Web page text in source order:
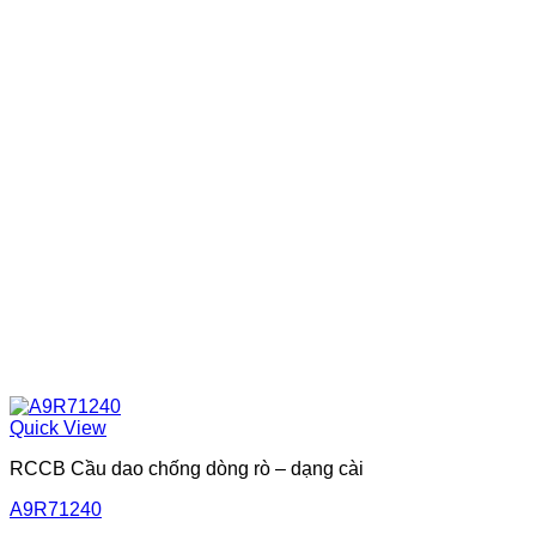
Quick View
RCCB Cầu dao chống dòng rò – dạng cài
A9R71240